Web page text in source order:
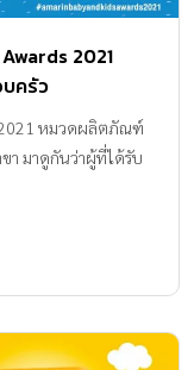
2021
ครัว
2021 หมวดผลิตภัณฑ์
า มาดูกันว่าผู้ที่ได้รับ